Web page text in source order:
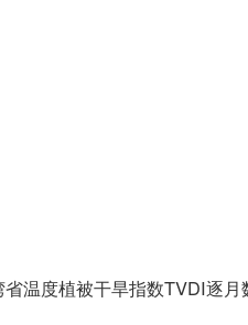
省温度植被干旱指数TVDI逐月